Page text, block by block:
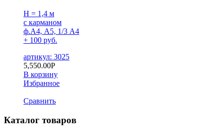
H = 1,4 м
с карманом
ф.А4, А5, 1/3 А4
+ 100 руб.
артикул: 3025
5,550.00Р
В корзину
Избранное
Сравнить
Каталог товаров